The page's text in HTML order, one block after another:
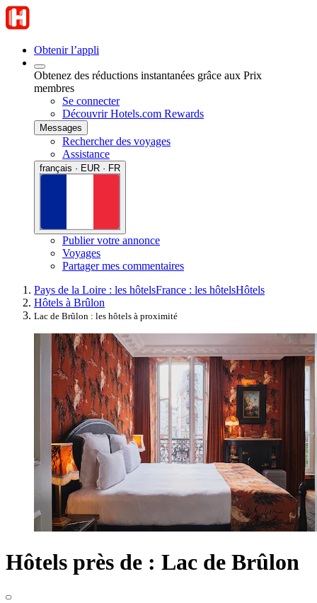
Obtenir l’appli
Obtenez des réductions instantanées grâce aux Prix
membres
Se connecter
Découvrir Hotels.com Rewards
Messages
Rechercher des voyages
Assistance
français · EUR · FR
Publier votre annonce
Voyages
Partager mes commentaires
Pays de la Loire : les hôtelsFrance : les hôtelsHôtels
Hôtels à Brûlon
Lac de Brûlon : les hôtels à proximité
Hôtels près de : Lac de Brûlon